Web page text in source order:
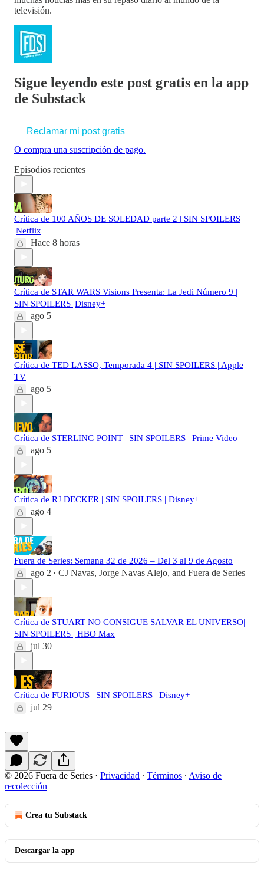
televisión.
Sigue leyendo este post gratis en la app
de Substack
Reclamar mi post gratis
O compra una suscripción de pago.
Episodios recientes
Crítica de 100 AÑOS DE SOLEDAD parte 2 | SIN SPOILERS
|Netflix
Hace 8 horas
Crítica de STAR WARS Visions Presenta: La Jedi Número 9 |
SIN SPOILERS |Disney+
ago 5
Crítica de TED LASSO, Temporada 4 | SIN SPOILERS | Apple
TV
ago 5
Crítica de STERLING POINT | SIN SPOILERS | Prime Video
ago 5
Crítica de RJ DECKER | SIN SPOILERS | Disney+
ago 4
Fuera de Series: Semana 32 de 2026 – Del 3 al 9 de Agosto
ago 2 • CJ Navas, Jorge Navas Alejo, and Fuera de Series
Crítica de STUART NO CONSIGUE SALVAR EL UNIVERSO|
SIN SPOILERS | HBO Max
jul 30
Crítica de FURIOUS | SIN SPOILERS | Disney+
jul 29
© 2026 Fuera de Series · Privacidad ∙ Términos ∙ Aviso de
recolección
Crea tu Substack
Descargar la app